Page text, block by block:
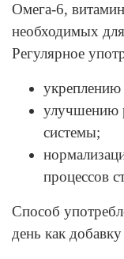
Омега-6,
необходимых
Регулярное
улучшению
системы;
процессов
Способ
день как